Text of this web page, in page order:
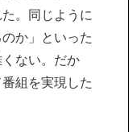
。同じように
か」といった
ない。だか
組を実現した